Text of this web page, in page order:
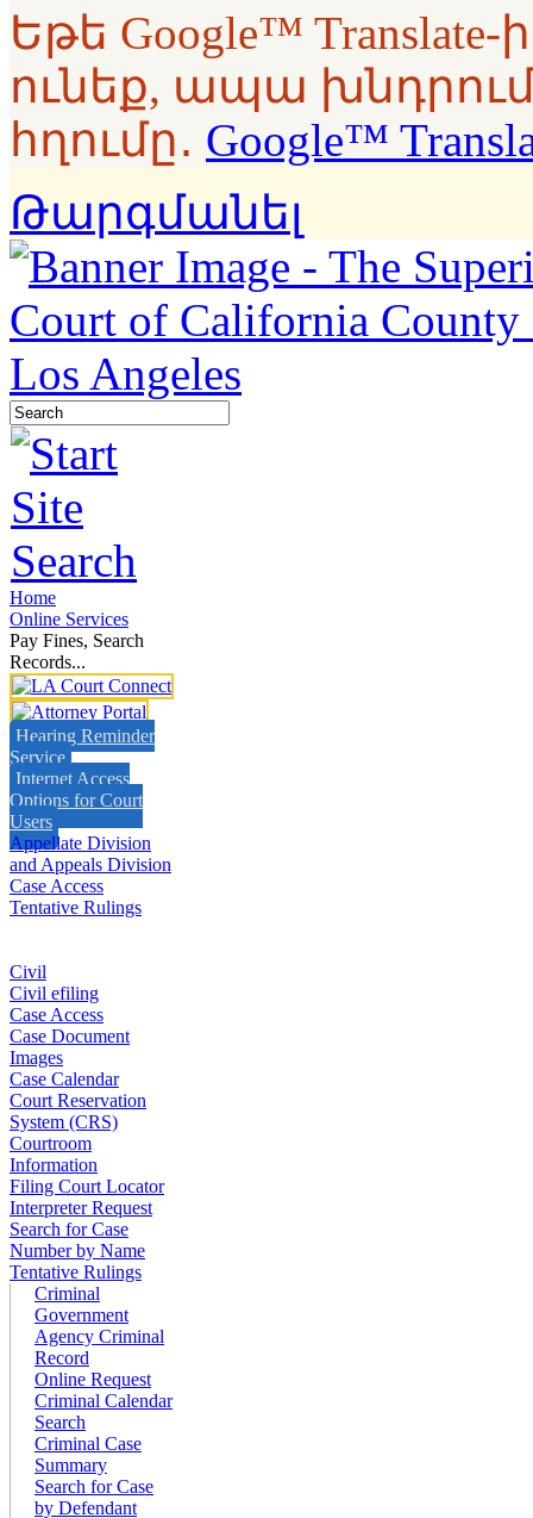
Եթե Google™
ունեք, ապա խնդրում
հղումը․ Google™
Թարգմանել
Home
Online Services
Pay Fines, Search
Records...
Hearing Reminder
Service
Internet Access
Options for Court
Users
Appellate Division
and Appeals Division
Case Access
Tentative Rulings
Civil
Civil efiling
Case Access
Case Document
Images
Case Calendar
Court Reservation
System (CRS)
Courtroom
Information
Filing Court Locator
Interpreter Request
Search for Case
Number by Name
Tentative Rulings
Criminal
Government
Agency Criminal
Record
Online Request
Criminal Calendar
Search
Criminal Case
Summary
Search for Case
by Defendant